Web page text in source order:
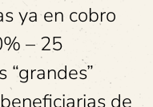
ya en cobro
– 25
“grandes”
de